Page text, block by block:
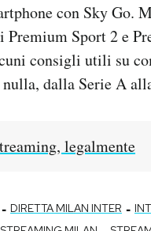
con Sky Go.
Sport 2 e
consigli utili su
dalla Serie A
legalmente
- DIRETTA MILAN INTER -